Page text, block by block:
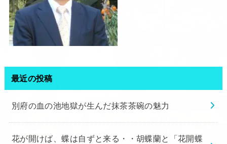
最近の投稿
別府の血の池地獄が生んだ抹茶茶碗の魅力
花が開けば、蝶は自ずと来る・・胡蝶蘭と「花開蝶